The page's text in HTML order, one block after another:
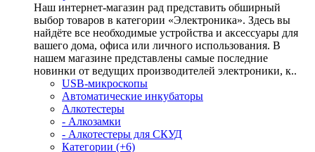
Наш интернет-магазин рад представить обширный
выбор товаров в категории «Электроника». Здесь вы
найдёте все необходимые устройства и аксессуары для
вашего дома, офиса или личного использования. В
нашем магазине представлены самые последние
новинки от ведущих производителей электроники, к..
USB-микроскопы
Автоматические инкубаторы
Алкотестеры
- Алкозамки
- Алкотестеры для СКУД
Категории (+6)